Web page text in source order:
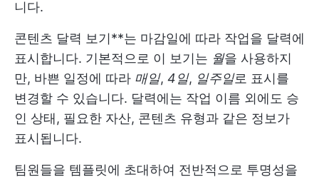
니다.
콘텐츠 달력 보기**는 마감일에 따라 작업을 달력에
표시합니다. 기본적으로 이 보기는 월을 사용하지
만, 바쁜 일정에 따라 매일, 4일, 일주일로 표시를
변경할 수 있습니다. 달력에는 작업 이름 외에도 승
인 상태, 필요한 자산, 콘텐츠 유형과 같은 정보가
표시됩니다.
팀원들을 템플릿에 초대하여 전반적으로 투명성을